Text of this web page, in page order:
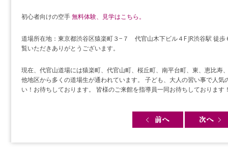
初心者向けの空手無料体験、見学はこちら。
道場所在地：東京都渋谷区猿楽町３−７ 代官山木下ビル４F JR渋谷駅 徒
覧いただきありがとうございます。
現在、代官山道場には猿楽町、代官山町、桜丘町、南平台町、東、恵比寿
他地区から多くの道場生が通われています。 子ども、大人の習い事で人
い！お待ちしております。 皆様のご来館を指導員一同お待ちしております